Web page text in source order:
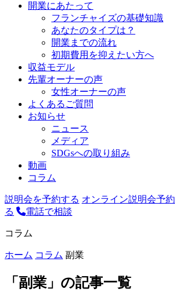
開業にあたって
フランチャイズの基礎知識
あなたのタイプは？
開業までの流れ
初期費用を抑えたい方へ
収益モデル
先輩オーナーの声
女性オーナーの声
よくあるご質問
お知らせ
ニュース
メディア
SDGsへの取り組み
動画
コラム
説明会を予約する オンライン説明会予約
る
電話で相談
コラム
ホーム コラム 副業
「副業」の記事一覧